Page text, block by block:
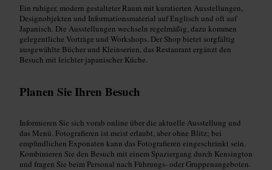
Ein ruhiger, modern gestalteter Raum mit kuratierten Ausstellungen,
Designobjekten und Informationsmaterial auf Englisch und oft auf
Japanisch. Die Ausstellungen wechseln regelmäßig, dazu kommen
gelegentliche Vorträge und Workshops. Der Shop bietet sorgfältig
ausgewählte Bücher und Kleinserien, das Restaurant ergänzt den
Besuch mit leichter japanischer Küche.
Planen Sie Ihren Besuch
Informieren Sie sich vorab online über die aktuelle Ausstellung und
das Menü. Fotografieren ist meist erlaubt, aber ohne Blitz; bei
empfindlichen Exponaten kann das Fotografieren eingeschränkt sein.
Kombinieren Sie den Besuch mit einem Spaziergang durch Kensington
und fragen Sie beim Personal nach Führungs- oder Gruppenangeboten.